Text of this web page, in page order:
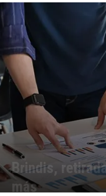
Brindis,
más